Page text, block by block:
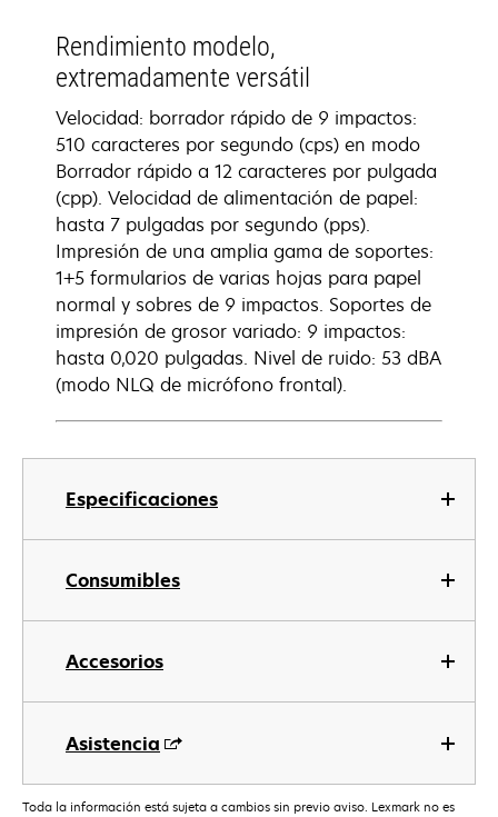
Especificaciones
Consumibles
Accesorios
Asistencia
Rendimiento modelo,
extremadamente versátil
Velocidad: borrador rápido de 9 impactos:
510 caracteres por segundo (cps) en modo
Borrador rápido a 12 caracteres por pulgada
(cpp). Velocidad de alimentación de papel:
hasta 7 pulgadas por segundo (pps).
Impresión de una amplia gama de soportes:
1+5 formularios de varias hojas para papel
normal y sobres de 9 impactos. Soportes de
impresión de grosor variado: 9 impactos:
hasta 0,020 pulgadas. Nivel de ruido: 53 dBA
(modo NLQ de micrófono frontal).
Toda la información está sujeta a cambios sin previo aviso. Lexmark no es